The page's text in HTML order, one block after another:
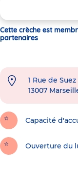
Cette crèche est
partenaires
1 Rue de Suez
13007
Capacité
Ouverture du